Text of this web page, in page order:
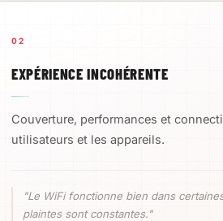
02
EXPÉRIENCE INCOHÉRENTE
Couverture, performances et
utilisateurs et les appareils.
"Le WiFi fonctionne bien dans
plaintes sont constantes."